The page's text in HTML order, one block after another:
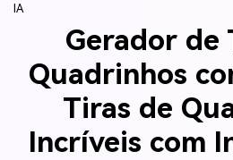
IA
Gerador de
Quadrinhos
Tiras de
Incríveis com